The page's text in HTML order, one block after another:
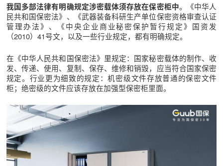
我国多部法律有明确规定涉密载体须存放在保密柜中。《中华人
民共和国保密法》、《武器装备科研生产单位保密资格审查认证
管理办法》、《中央企业商业秘密保护暂行规定》国资发
（2010）41号文，以及一些行业规定，都有明确规定。
在《中华人民共和国保密法》里规定：国家秘密载体的制作、收
发、传递、使用、复制、保存、维修和销毁，应当符合国家保密
规定。行业更为细致的规定：机密级文件存放普通的保密文件
柜；绝密级的文件应该存放在加强型保密柜里面。